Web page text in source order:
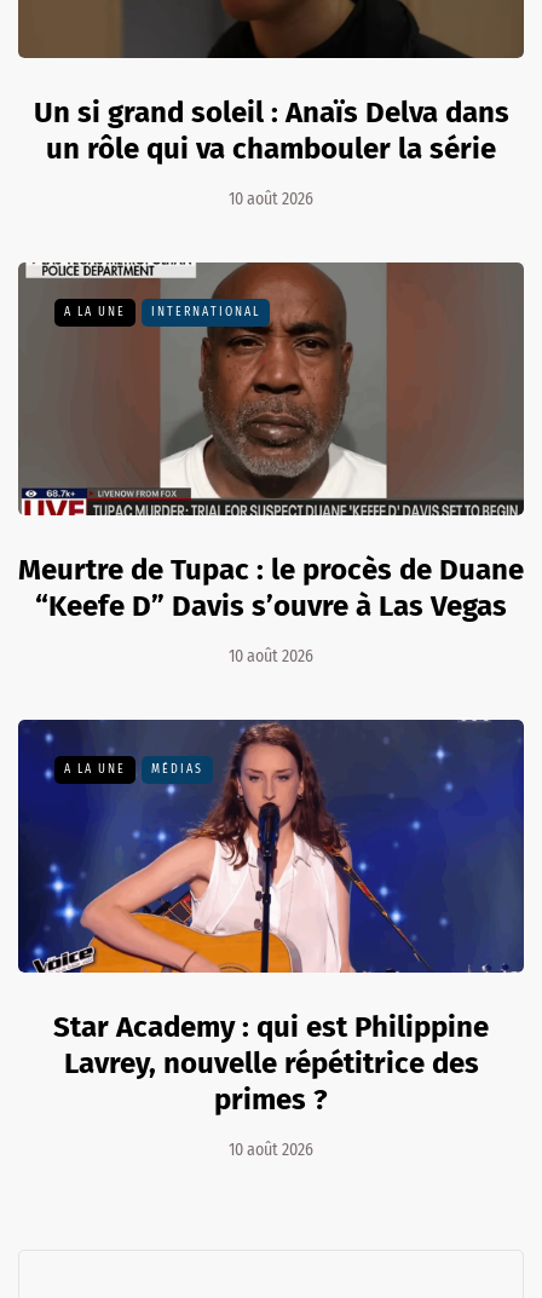
Un si grand soleil : Anaïs Delva dans
un rôle qui va chambouler la série
10 août 2026
A LA UNE INTERNATIONAL
Meurtre de Tupac : le procès de Duane
“Keefe D” Davis s’ouvre à Las Vegas
10 août 2026
A LA UNE MÉDIAS
Star Academy : qui est Philippine
Lavrey, nouvelle répétitrice des
primes ?
10 août 2026